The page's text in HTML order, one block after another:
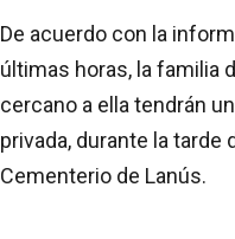
De acuerdo con la
últimas horas, la familia
cercano a ella tendrán
privada, durante la tarde
Cementerio de Lanús.